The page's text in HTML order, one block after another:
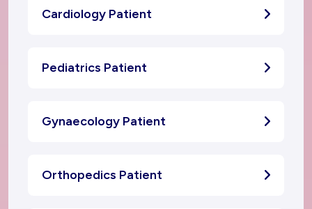
Cardiology Patient
Pediatrics Patient
Gynaecology Patient
Orthopedics Patient